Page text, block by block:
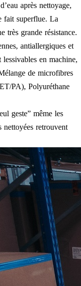
après nettoyage,
fait superflue. La
très grande résistance.
antiallergiques et
en machine,
de microfibres
PA), Polyuréthane
geste” même les
nettoyées retrouvent